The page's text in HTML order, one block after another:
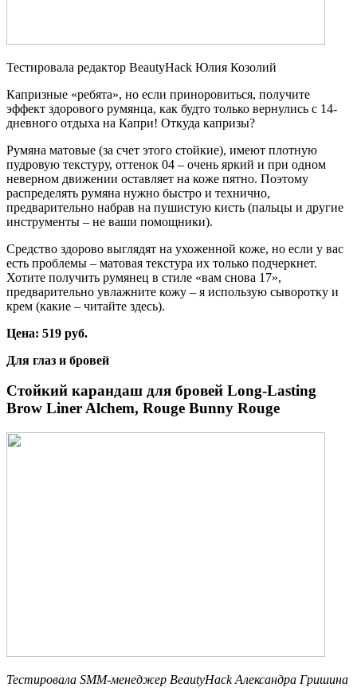
Тестировала редактор BeautyHack Юлия Козолий
Капризные «ребята», но если приноровиться, получите
эффект здорового румянца, как будто только вернулись с 14-
дневного отдыха на Капри! Откуда капризы?
Румяна матовые (за счет этого стойкие), имеют плотную
пудровую текстуру, оттенок 04 – очень яркий и при одном
неверном движении оставляет на коже пятно. Поэтому
распределять румяна нужно быстро и технично,
предварительно набрав на пушистую кисть (пальцы и другие
инструменты – не ваши помощники).
Средство здорово выглядят на ухоженной коже, но если у вас
есть проблемы – матовая текстура их только подчеркнет.
Хотите получить румянец в стиле «вам снова 17»,
предварительно увлажните кожу – я использую сыворотку и
крем (какие – читайте здесь).
Цена: 519 руб.
Для глаз и бровей
Стойкий карандаш для бровей Long-Lasting
Brow Liner Alchem, Rouge Bunny Rouge
Тестировала SMM-менеджер BeautyHackАлександра Гришина